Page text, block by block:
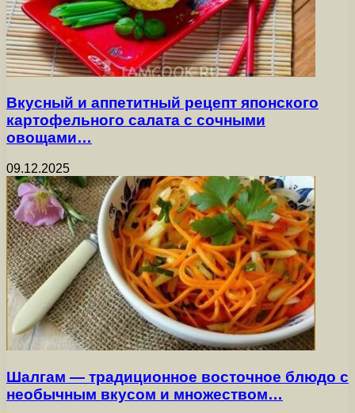
Вкусный и аппетитный рецепт японского
картофельного салата с сочными
овощами…
09.12.2025
Шалгам — традиционное восточное блюдо с
необычным вкусом и множеством…